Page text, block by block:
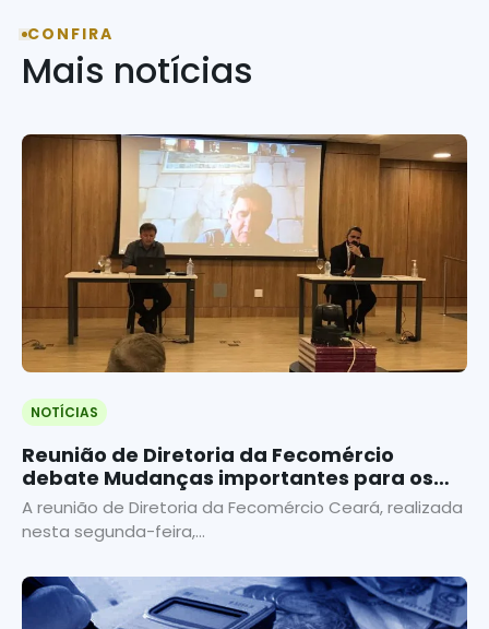
CONFIRA
Mais notícias
NOTÍCIAS
Reunião de Diretoria da Fecomércio
debate Mudanças importantes para os
empresários
A reunião de Diretoria da Fecomércio Ceará, realizada
nesta segunda-feira,...